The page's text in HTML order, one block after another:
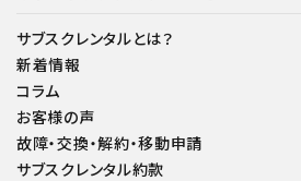
サブスクレンタルとは？
新着情報
コラム
お客様の声
故障・交換・解約・移動申請
サブスクレンタル約款